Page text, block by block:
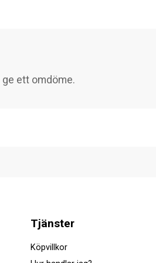
Tjänster
Köpvillkor